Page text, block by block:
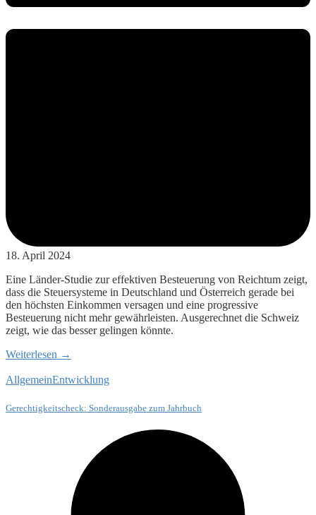
18. April 2024
Eine Länder-Studie zur effektiven Besteuerung von Reichtum zeigt,
dass die Steuersysteme in Deutschland und Österreich gerade bei
den höchsten Einkommen versagen und eine progressive
Besteuerung nicht mehr gewährleisten. Ausgerechnet die Schweiz
zeigt, wie das besser gelingen könnte.
Weiterlesen →
AllgemeinEntwicklung
Gerechtigkeitscheck: Sonderausgabe zum Jahrbuch